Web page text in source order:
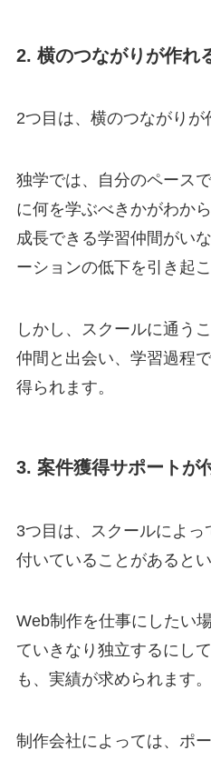
2. 横のつながりが作れ
2つ目は、横のつながりが
独学では、自分のペース
に何を学ぶべきかがわか
成長できる学習仲間がい
ーションの低下を引き起
しかし、スクールに通う
仲間と出会い、学習過程
得られます。
3. 案件獲得サポートが
3つ目は、スクールによ
付いていることがあるとい
Web制作を仕事にしたい
ていきなり独立するにし
も、実績が求められます。
制作会社によっては、ポ